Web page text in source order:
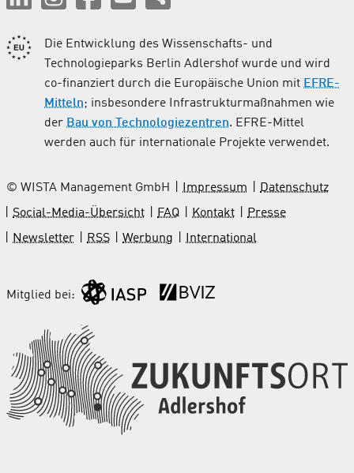
Die Entwicklung des Wissenschafts- und
Technologieparks Berlin Adlershof wurde und wird
co-finanziert durch die Europäische Union mit EFRE-
Mitteln; insbesondere Infrastrukturmaßnahmen wie
der Bau von Technologiezentren. EFRE-Mittel
werden auch für internationale Projekte verwendet.
© WISTA Management GmbH Impressum
Datenschutz
Social-Media-Übersicht
FAQ Kontakt
Presse
Newsletter
RSS Werbung International
Mitglied bei: